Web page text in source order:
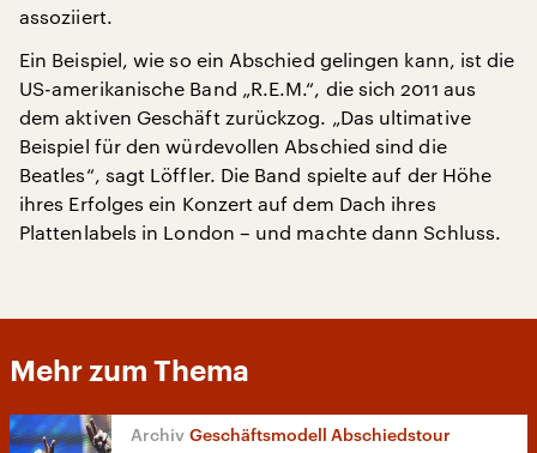
assoziiert.
Ein Beispiel, wie so ein Abschied gelingen kann, ist die
US-amerikanische Band „R.E.M.“, die sich 2011 aus
dem aktiven Geschäft zurückzog. „Das ultimative
Beispiel für den würdevollen Abschied sind die
Beatles“, sagt Löffler. Die Band spielte auf der Höhe
ihres Erfolges ein Konzert auf dem Dach ihres
Plattenlabels in London – und machte dann Schluss.
Mehr zum Thema
Geschäftsmodell Abschiedstour